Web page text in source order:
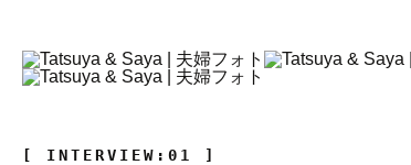
[ INTERVIEW:01 ]